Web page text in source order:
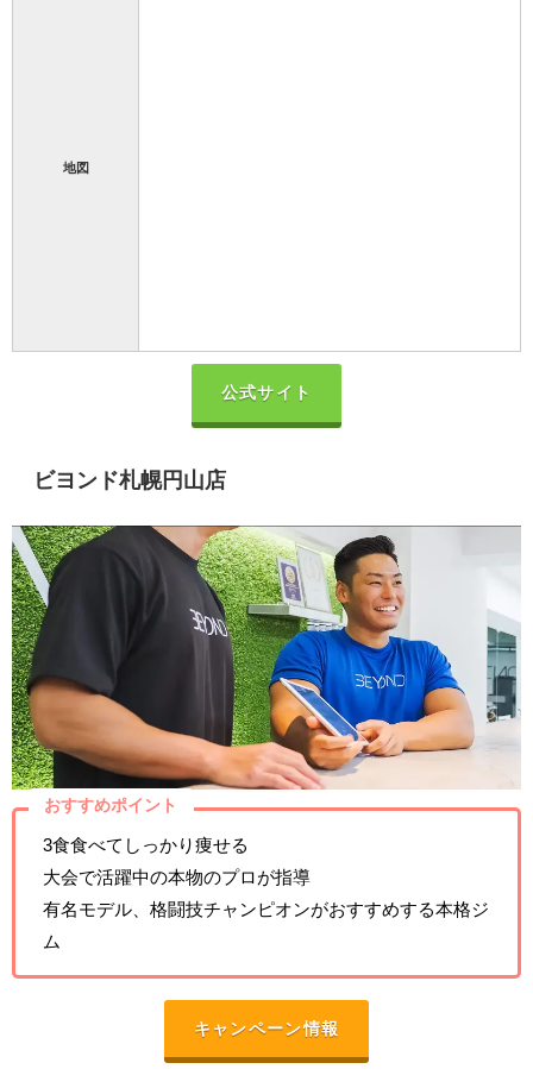
地図
公式サイト
ビヨンド札幌円山店
おすすめポイント
3食食べてしっかり痩せる
大会で活躍中の本物のプロが指導
有名モデル、格闘技チャンピオンがおすすめする本格ジ
ム
キャンペーン情報